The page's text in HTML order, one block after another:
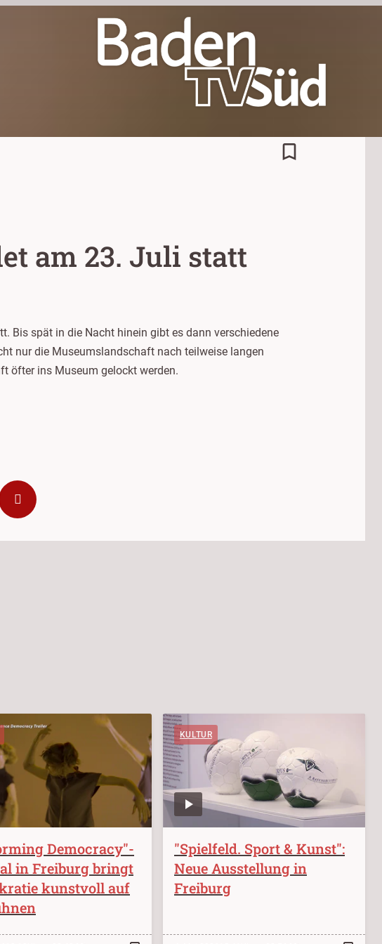
bookmark_border
am 23. Juli statt
Bis spät in die Nacht hinein gibt es dann verschiedene
nur die Museumslandschaft nach teilweise langen
öfter ins Museum gelockt werden.
Democracy"-
in Freiburg bringt
kunstvoll auf
KULTUR
"Spielfeld. Sport & Kunst":
Neue Ausstellung in
Freiburg